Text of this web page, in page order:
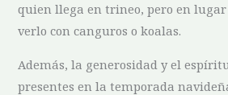
⁢quien llega en‌ trineo, pero en lugar
verlo con canguros o koalas.
Además, la ⁢generosidad y el⁣
presentes en la temporada